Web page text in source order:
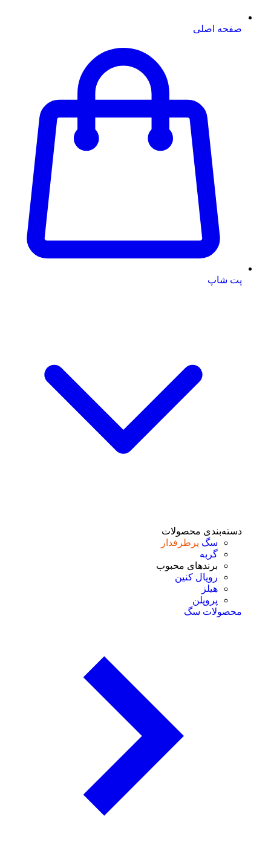
صفحه اصلی
پت شاپ
دسته‌بندی محصولات
سگ پرطرفدار
گربه
برندهای محبوب
رویال کنین
هیلز
پروپلن
محصولات سگ